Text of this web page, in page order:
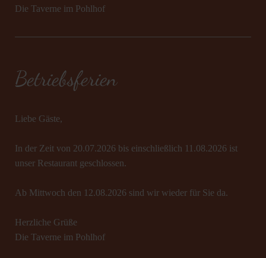
Die Taverne im Pohlhof
Betriebsferien
Liebe Gäste,
In der Zeit von 20.07.2026 bis einschließlich 11.08.2026 ist
unser Restaurant geschlossen.
Ab Mittwoch den 12.08.2026 sind wir wieder für Sie da.
Herzliche Grüße
Die Taverne im Pohlhof